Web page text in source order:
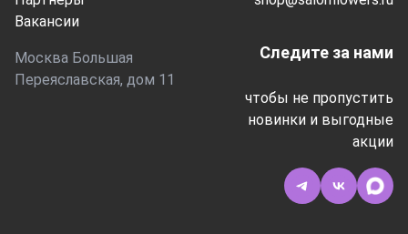
Вакансии
Москва Большая
Переяславская, дом 11
Следите за нами
чтобы не пропустить
новинки и выгодные
акции